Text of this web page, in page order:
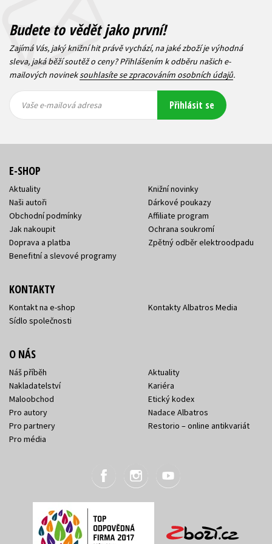
Budete to vědět jako první!
Zajímá Vás, jaký knižní hit právě vychází, na jaké zboží je výhodná
sleva, jaká běží soutěž o ceny? Přihlášením k odběru našich e-
mailových novineksouhlasíte se zpracováním osobních údajů.
mailová
mailová
Vaše e-mailová adresa Přihlásit se
E-SHOP
Aktuality
Naši autoři
Obchodní podmínky
Jak nakoupit
Doprava a platba
Benefitní a slevové programy
Knižní novinky
Dárkové poukazy
Affiliate program
Ochrana soukromí
Zpětný odběr elektroodpadu
KONTAKTY
Kontakt na e-shop
Sídlo společnosti
Kontakty Albatros Media
O NÁS
Náš příběh
Nakladatelství
Maloobchod
Pro autory
Pro partnery
Pro média
Aktuality
Kariéra
Etický kodex
Nadace Albatros
Restorio – online antikvariát